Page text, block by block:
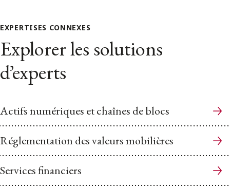
EXPERTISES CONNEXES
Explorer les solutions
d’experts
Actifs numériques et chaînes de blocs
Réglementation des valeurs mobilières
Services financiers